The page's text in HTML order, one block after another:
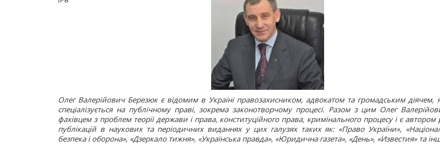
Олег Валерійович Березюк є відомим в Україні правозахисником, адвокатом та громадським діячем,
спеціалізується на публічному праві, зокрема законотворчому процесі. Разом з цим Олег
фахівцем з проблем теорії держави і права, конституційного права, кримінального процесу і є автором
публікацій в наукових та періодичних виданнях у цих галузях таких як: «Право України»,
безпека і оборона», «Дзеркало тижня», «Українська правда», «Юридична газета», «День», «Известия» та